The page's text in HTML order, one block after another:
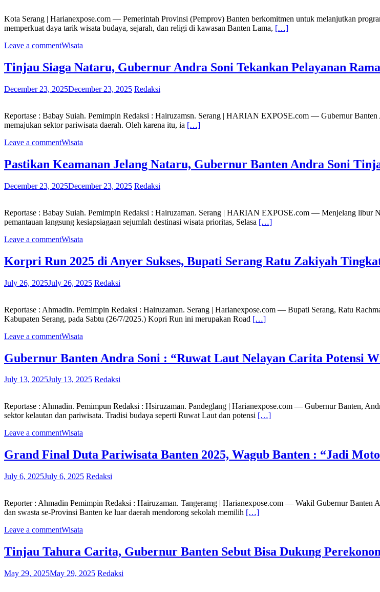
Kota Serang | Harianexpose.com — Pemerintah Provinsi (Pemprov) Banten berkomitmen untuk melanjutkan
memperkuat daya tarik wisata budaya, sejarah, dan religi di kawasan Banten Lama, […]
Leave a commentWisata
Tinjau Siaga Nataru, Gubernur Andra Soni Tekankan Pelayanan
December 23, 2025December 23, 2025 Redaksi
Reportase : Babay Suiah. Pemimpin Redaksi : Hairuzamsn. Serang | HARIAN EXPOSE.com — ​Gubernur
memajukan sektor pariwisata daerah. Oleh karena itu, ia […]
Leave a commentWisata
Pastikan Keamanan Jelang Nataru, Gubernur Banten Andra Soni
December 23, 2025December 23, 2025 Redaksi
Reportase : Babay Suiah. Pemimpin Redaksi : Hairuzaman. Serang | HARIAN EXPOSE.com — Menjelang libur
pemantauan langsung kesiapsiagaan sejumlah destinasi wisata prioritas, Selasa […]
Leave a commentWisata
Korpri Run 2025 di Anyer Sukses, Bupati Serang Ratu Zakiyah
July 26, 2025July 26, 2025 Redaksi
Reportase : Ahmadin. Pemimpin Redaksi : Hairuzaman. Serang | Harianexpose.com — Bupati Serang, Ratu
Kabupaten Serang, pada Sabtu (26/7/2025.) Kopri Run ini merupakan Road […]
Leave a commentWisata
Gubernur Banten Andra Soni : “Ruwat Laut Nelayan Carita Potensi
July 13, 2025July 13, 2025 Redaksi
Reportase : Ahmadin. Pemimpun Redaksi : Hsiruzaman. Pandeglang | Harianexpose.com — Gubernur Banten,
sektor kelautan dan pariwisata. Tradisi budaya seperti Ruwat Laut dan potensi […]
Leave a commentWisata
Grand Final Duta Pariwisata Banten 2025, Wagub Banten : “Jadi
July 6, 2025July 6, 2025 Redaksi
Reporter : Ahmadin Pemimpin Redaksi : Hairuzaman. Tangeramg | Harianexpose.com — Wakil Gubernur
dan swasta se-Provinsi Banten ke luar daerah mendorong sekolah memilih […]
Leave a commentWisata
Tinjau Tahura Carita, Gubernur Banten Sebut Bisa Dukung
May 29, 2025May 29, 2025 Redaksi